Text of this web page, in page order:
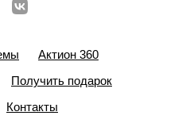
Актион 360
Получить подарок
Контакты